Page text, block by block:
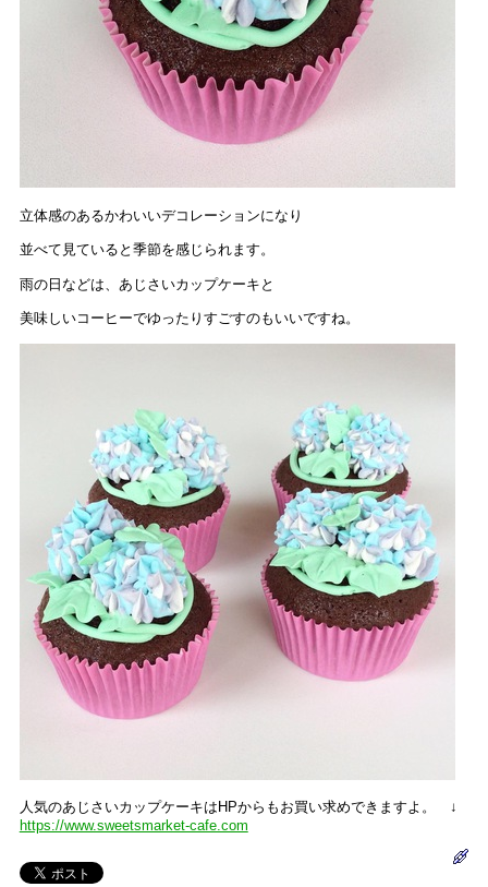
立体感のあるかわいいデコレーションになり
並べて見ていると季節を感じられます。
雨の日などは、あじさいカップケーキと
美味しいコーヒーでゆったりすごすのもいいですね。
人気のあじさいカップケーキはHPからもお買い求めできますよ。 ↓
https://www.sweetsmarket-cafe.com